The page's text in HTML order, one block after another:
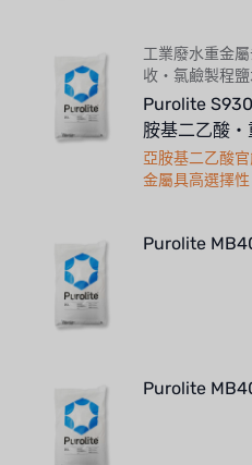
工業廢水重金
收・氯鹼製程
Purolite
胺基二乙酸
亞胺基二乙酸
金屬具高選擇性
Purolite
Purolite